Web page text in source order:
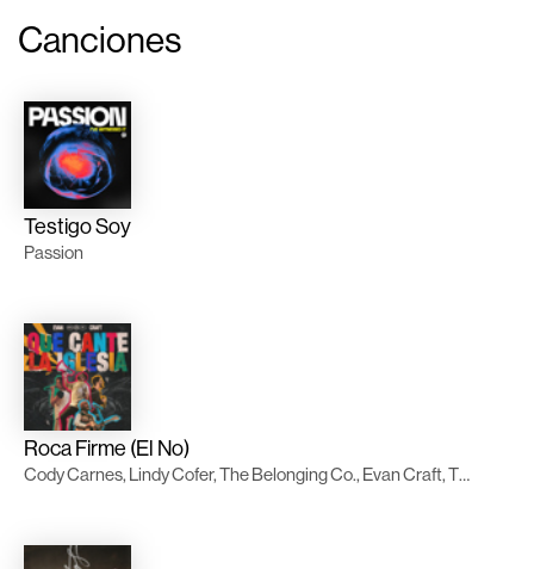
Canciones
Testigo Soy
Passion
Roca Firme (El No)
Cody Carnes, Lindy Cofer, The Belonging Co., Evan Craft, TWICE Música